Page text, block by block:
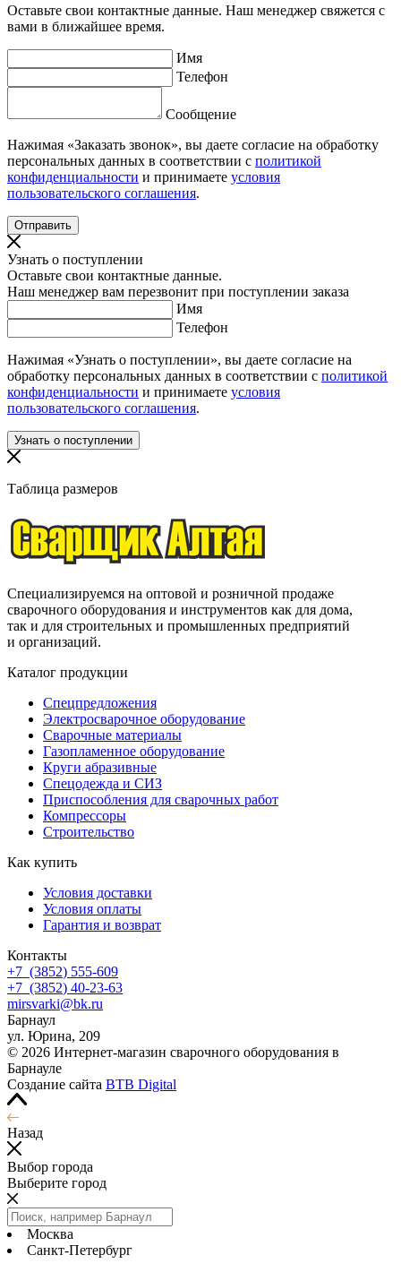
Оставьте свои контактные данные. Наш менеджер свяжется с
вами в ближайшее время.
Имя
Телефон
Сообщение
Нажимая «Заказать звонок», вы даете согласие на обработку
персональных данных в соответствии с политикой
конфиденциальности и принимаете условия
пользовательского соглашения.
Узнать о поступлении
Оставьте свои контактные данные.
Наш менеджер вам перезвонит при поступлении заказа
Имя
Телефон
Нажимая «Узнать о поступлении», вы даете согласие на
обработку персональных данных в соответствии с политикой
конфиденциальности и принимаете условия
пользовательского соглашения.
Таблица размеров
Специализируемся на оптовой и розничной продаже
сварочного оборудования и инструментов как для дома,
так и для строительных и промышленных предприятий
и организаций.
Каталог продукции
Спецпредложения
Электросварочное оборудование
Сварочные материалы
Газопламенное оборудование
Круги абразивные
Спецодежда и СИЗ
Приспособления для сварочных работ
Компрессоры
Строительство
Как купить
Условия доставки
Условия оплаты
Гарантия и возврат
Контакты
+7 (3852) 555-609
+7 (3852) 40-23-63
mirsvarki@bk.ru
Барнаул
ул. Юрина, 209
© 2026 Интернет-магазин сварочного оборудования в
Барнауле
Создание сайта BTB Digital
Назад
Выбор города
Выберите город
Москва
Санкт-Петербург